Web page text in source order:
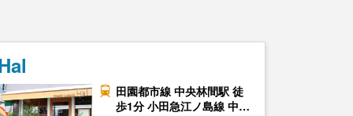
田園都市線 中央林間駅 徒
歩1分 小田急江ノ島線 中…